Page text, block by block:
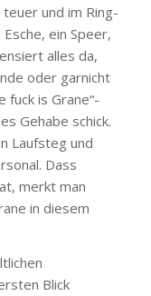
und im Ring-
ein Speer,
alles da,
oder garnicht
fuck is Grane“-
Gehabe schick.
Laufsteg und
Dass
merkt man
in diesem
Blick